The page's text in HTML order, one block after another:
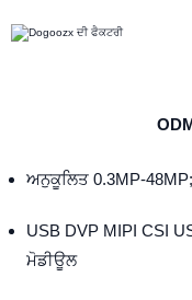
ਅਨੁਕੂਲਿਤ 0.3MP-
USB DVP MIPI CSI
ਮੋਡੀਊਲ